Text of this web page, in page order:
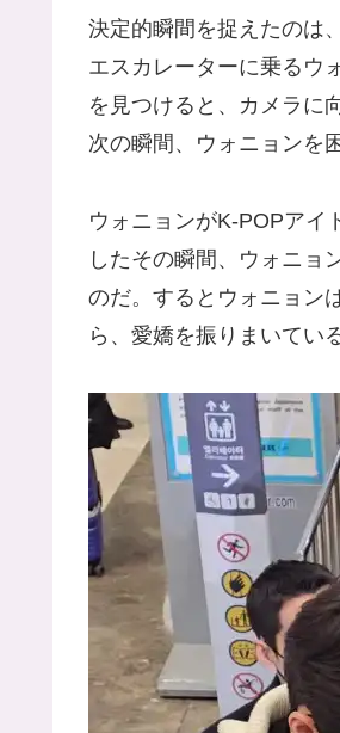
決定的瞬間を捉えたのは
エスカレーターに乗るウ
を見つけると、カメラに
次の瞬間、ウォニョンを
ウォニョンがK-POPアイ
したその瞬間、ウォニョ
のだ。するとウォニョン
ら、愛嬌を振りまいてい